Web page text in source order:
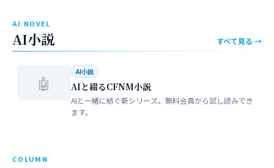
AI NOVEL
AI小説 すべて見る →
🤖
AI小説
AIと綴るCFNM小説
AIと一緒に紡ぐ新シリーズ。無料会員から試し読みでき
ます。
COLUMN